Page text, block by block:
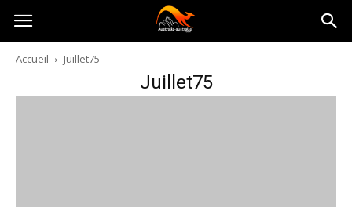
Australia-
australie.com
Accueil Juillet75
Juillet75